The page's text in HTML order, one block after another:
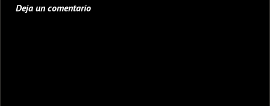
Deja un comentario